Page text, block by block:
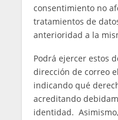
indebida del Sitio
Para el uso de los
consentimiento de
representantes
todos los actos
cargo; sin que le
TENISninguna